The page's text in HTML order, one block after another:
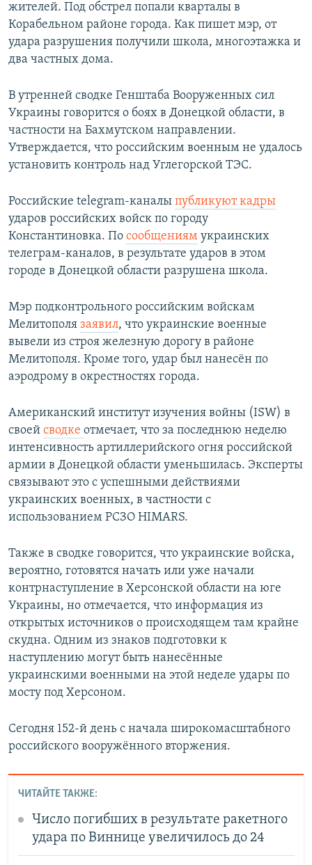
жителей. Под обстрел попали кварталы в
Корабельном районе города. Как пишет мэр, от
удара разрушения получили школа, многоэтажка и
два частных дома.
В утренней сводке Генштаба Вооруженных сил
Украины говорится о боях в Донецкой области, в
частности на Бахмутском направлении.
Утверждается, что российским военным не удалось
установить контроль над Углегорской ТЭС.
Российские telegram-каналы публикуют кадры
ударов российских войск по городу
Константиновка. По сообщениям украинских
телеграм-каналов, в результате ударов в этом
городе в Донецкой области разрушена школа.
Мэр подконтрольного российским войскам
Мелитополя заявил, что украинские военные
вывели из строя железную дорогу в районе
Мелитополя. Кроме того, удар был нанесён по
аэродрому в окрестностях города.
Американский институт изучения войны (ISW) в
своей сводке отмечает, что за последнюю неделю
интенсивность артиллерийского огня российской
армии в Донецкой области уменьшилась. Эксперты
связывают это с успешными действиями
украинских военных, в частности с
использованием РСЗО HIMARS.
Также в сводке говорится, что украинские войска,
вероятно, готовятся начать или уже начали
контрнаступление в Херсонской области на юге
Украины, но отмечается, что информация из
открытых источников о происходящем там крайне
скудна. Одним из знаков подготовки к
наступлению могут быть нанесённые
украинскими военными на этой неделе удары по
мосту под Херсоном.
Сегодня 152-й день с начала широкомасштабного
российского вооружённого вторжения.
ЧИТАЙТЕ ТАКЖЕ:
Число погибших в результате ракетного
удара по Виннице увеличилось до 24